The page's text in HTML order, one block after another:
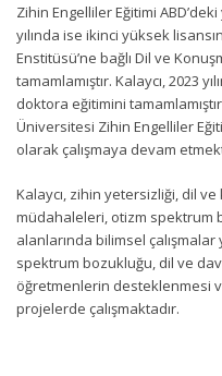
Zihin Engelliler Eğitimi
yılında ise ikinci yüksek
Enstitüsü’ne bağlı Dil ve
tamamlamıştır. Kalaycı, 2023
doktora eğitimini
Üniversitesi Zihin Engelliler
olarak çalışmaya devam
Kalaycı, zihin yetersizliği, dil
müdahaleleri, otizm spektrum
alanlarında bilimsel
spektrum bozukluğu, dil ve
öğretmenlerin desteklenmesi
projelerde çalışmaktadır.